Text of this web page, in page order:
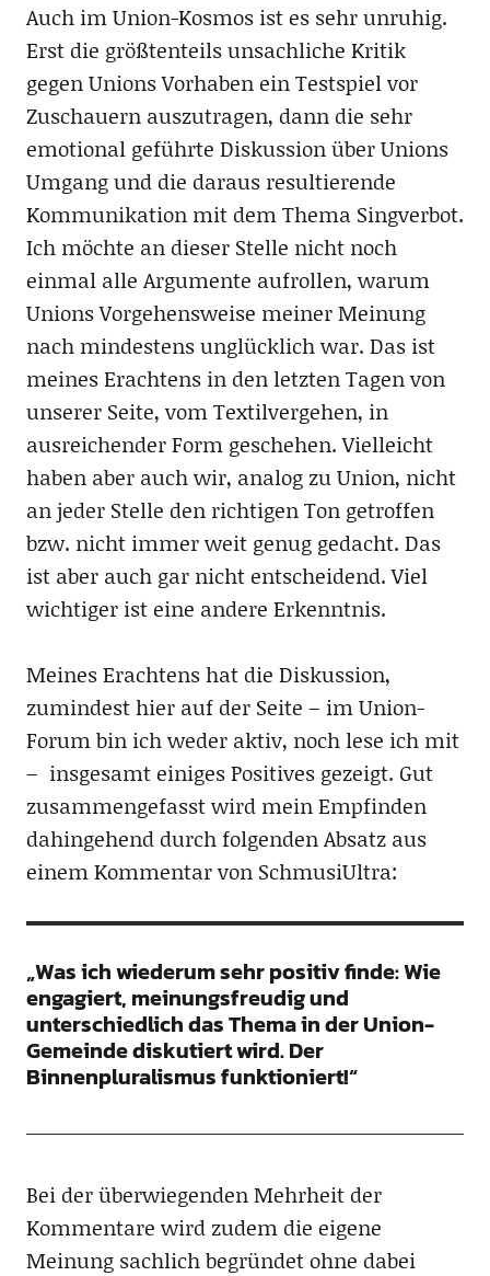
Auch im Union-Kosmos ist es sehr unruhig.
Erst die größtenteils unsachliche Kritik
gegen Unions Vorhaben ein Testspiel vor
Zuschauern auszutragen, dann die sehr
emotional geführte Diskussion über Unions
Umgang und die daraus resultierende
Kommunikation mit dem Thema Singverbot.
Ich möchte an dieser Stelle nicht noch
einmal alle Argumente aufrollen, warum
Unions Vorgehensweise meiner Meinung
nach mindestens unglücklich war. Das ist
meines Erachtens in den letzten Tagen von
unserer Seite, vom Textilvergehen, in
ausreichender Form geschehen. Vielleicht
haben aber auch wir, analog zu Union, nicht
an jeder Stelle den richtigen Ton getroffen
bzw. nicht immer weit genug gedacht. Das
ist aber auch gar nicht entscheidend. Viel
wichtiger ist eine andere Erkenntnis.
Meines Erachtens hat die Diskussion,
zumindest hier auf der Seite – im Union-
Forum bin ich weder aktiv, noch lese ich mit
– insgesamt einiges Positives gezeigt. Gut
zusammengefasst wird mein Empfinden
dahingehend durch folgenden Absatz aus
einem Kommentar von SchmusiUltra:
„Was ich wiederum sehr positiv finde: Wie
engagiert, meinungsfreudig und
unterschiedlich das Thema in der Union-
Gemeinde diskutiert wird. Der
Binnenpluralismus funktioniert!“
Bei der überwiegenden Mehrheit der
Kommentare wird zudem die eigene
Meinung sachlich begründet ohne dabei